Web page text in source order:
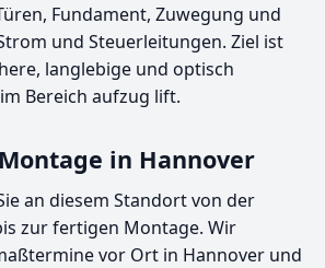
Fundament, Zuwegung und
und Steuerleitungen. Ziel ist
langlebige und optisch
Bereich aufzug lift.
in Hannover
an diesem Standort von der
zur fertigen Montage. Wir
vor Ort in Hannover und